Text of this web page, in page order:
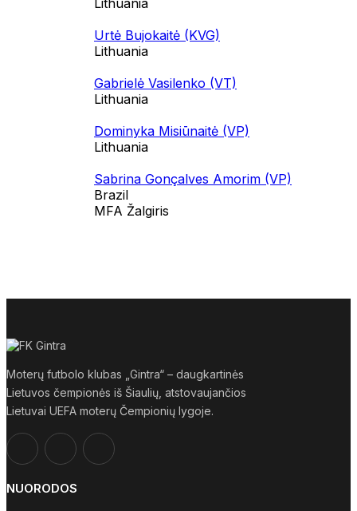
Urtė Bujokaitė (KVG)
Lithuania
Gabrielė Vasilenko (VT)
Lithuania
Dominyka Misiūnaitė (VP)
Lithuania
Sabrina Gonçalves Amorim (VP)
Brazil
MFA Žalgiris
Moterų futbolo klubas „Gintra“ – daugkartinės
Lietuvos čempionės iš Šiaulių, atstovaujančios
Lietuvai UEFA moterų Čempionių lygoje.
NUORODOS